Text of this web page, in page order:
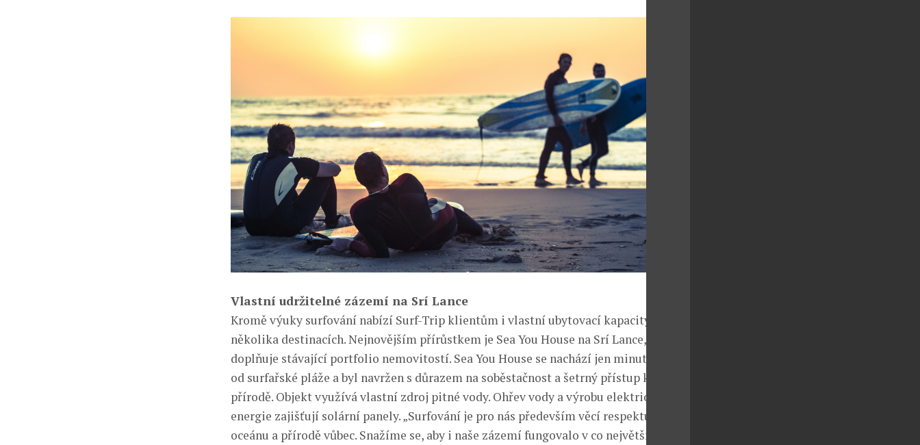
Vlastní udržitelné zázemí na Srí Lance
Kromě výuky surfování nabízí Surf-Trip klientům i vlastní ubytovací kapacity v
několika destinacích. Nejnovějším přírůstkem je Sea You House na Srí Lance, který
doplňuje stávající portfolio nemovitostí. Sea You House se nachází jen minutu chůze
od surfařské pláže a byl navržen s důrazem na soběstačnost a šetrný přístup k okolní
přírodě. Objekt využívá vlastní zdroj pitné vody. Ohřev vody a výrobu elektrické
energie zajišťují solární panely. „Surfování je pro nás především věcí respektu k
oceánu a přírodě vůbec. Snažíme se, aby i naše zázemí fungovalo v co největším